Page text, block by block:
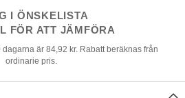
I ÖNSKELISTA
FÖR ATT JÄMFÖRA
är 84,92 kr. Rabatt beräknas från
ordinarie pris.